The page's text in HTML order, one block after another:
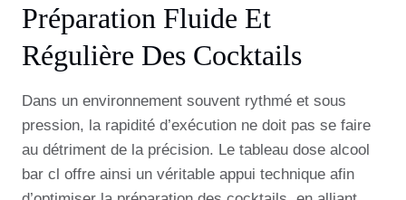
Préparation Fluide Et
Régulière Des Cocktails
Dans un environnement souvent rythmé et sous
pression, la rapidité d’exécution ne doit pas se faire
au détriment de la précision. Le tableau dose alcool
bar cl offre ainsi un véritable appui technique afin